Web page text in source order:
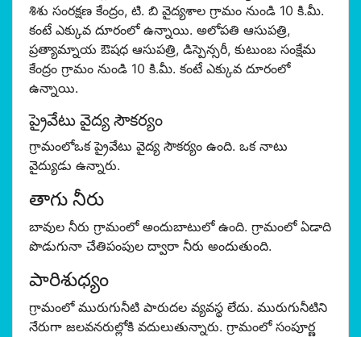
శిశు సంరక్షణ కేంద్రం, టి. బి వైద్యశాల గ్రామం నుండి 10 కి.మీ.
కంటే ఎక్కువ దూరంలో ఉన్నాయి. అలోపతి ఆసుపత్రి,
ప్రత్యామ్నాయ ఔషధ ఆసుపత్రి, డిస్పెన్సరీ, కుటుంబ సంక్షేమ
కేంద్రం గ్రామం నుండి 10 కి.మీ. కంటే ఎక్కువ దూరంలో
ఉన్నాయి.
ప్రైవేటు వైద్య సౌకర్యం
గ్రామంలోఒక ప్రైవేటు వైద్య సౌకర్యం ఉంది. ఒక నాటు
వైద్యుడు ఉన్నారు.
తాగు నీరు
బావుల నీరు గ్రామంలో అందుబాటులో ఉంది. గ్రామంలో ఏడాది
పొడుగునా చేతిపంపుల ద్వారా నీరు అందుతుంది.
పారిశుధ్యం
గ్రామంలో మురుగునీటి పారుదల వ్యవస్థ లేదు. మురుగునీటిని
నేరుగా జలవనరుల్లోకి వదులుతున్నారు. గ్రామంలో సంపూర్ణ